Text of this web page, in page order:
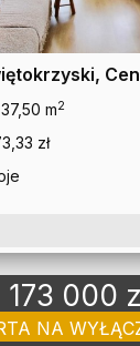
37,50 m2
zł
173 000
NA